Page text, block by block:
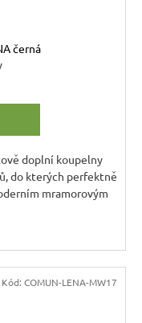
černá
doplní koupelny
do kterých perfektně
mramorovým
Kód: COMUN-LENA-MW17